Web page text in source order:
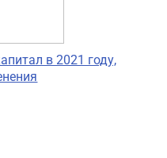
в 2021 году,